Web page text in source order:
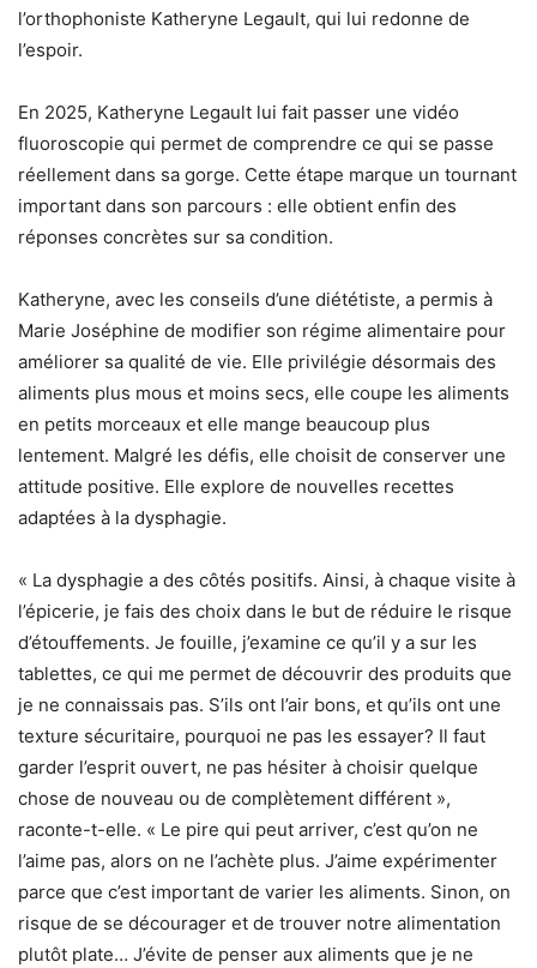
l’orthophoniste Katheryne Legault, qui lui redonne de
l’espoir.
En 2025, Katheryne Legault lui fait passer une vidéo
fluoroscopie qui permet de comprendre ce qui se passe
réellement dans sa gorge. Cette étape marque un tournant
important dans son parcours : elle obtient enfin des
réponses concrètes sur sa condition.
Katheryne, avec les conseils d’une diététiste, a permis à
Marie Joséphine de modifier son régime alimentaire pour
améliorer sa qualité de vie. Elle privilégie désormais des
aliments plus mous et moins secs, elle coupe les aliments
en petits morceaux et elle mange beaucoup plus
lentement. Malgré les défis, elle choisit de conserver une
attitude positive. Elle explore de nouvelles recettes
adaptées à la dysphagie.
« La dysphagie a des côtés positifs. Ainsi, à chaque visite à
l’épicerie, je fais des choix dans le but de réduire le risque
d’étouffements. Je fouille, j’examine ce qu’il y a sur les
tablettes, ce qui me permet de découvrir des produits que
je ne connaissais pas. S’ils ont l’air bons, et qu’ils ont une
texture sécuritaire, pourquoi ne pas les essayer? Il faut
garder l’esprit ouvert, ne pas hésiter à choisir quelque
chose de nouveau ou de complètement différent »,
raconte-t-elle. « Le pire qui peut arriver, c’est qu’on ne
l’aime pas, alors on ne l’achète plus. J’aime expérimenter
parce que c’est important de varier les aliments. Sinon, on
risque de se décourager et de trouver notre alimentation
plutôt plate… J’évite de penser aux aliments que je ne